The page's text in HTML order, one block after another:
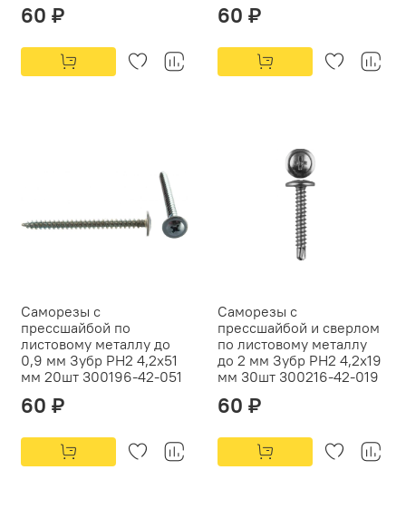
60 ₽ 60 ₽
Саморезы с
прессшайбой по
листовому металлу до
0,9 мм Зубр PH2 4,2х51
мм 20шт 300196-42-051
60 ₽
Саморезы с
прессшайбой и сверлом
по листовому металлу
до 2 мм Зубр PH2 4,2х19
мм 30шт 300216-42-019
60 ₽